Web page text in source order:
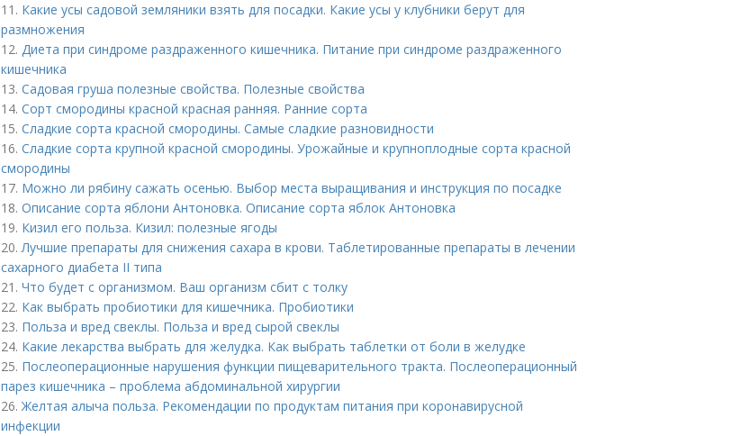
11. Какие усы садовой земляники взять для посадки. Какие усы у клубники берут для
размножения
12. Диета при синдроме раздраженного кишечника. Питание при синдроме раздраженного
кишечника
13. Садовая груша полезные свойства. Полезные свойства
14. Сорт смородины красной красная ранняя. Ранние сорта
15. Сладкие сорта красной смородины. Самые сладкие разновидности
16. Сладкие сорта крупной красной смородины. Урожайные и крупноплодные сорта красной
смородины
17. Можно ли рябину сажать осенью. Выбор места выращивания и инструкция по посадке
18. Описание сорта яблони Антоновка. Описание сорта яблок Антоновка
19. Кизил его польза. Кизил: полезные ягоды
20.Лучшие препараты для снижения сахара в крови. Таблетированные препараты в лечении
сахарного диабета II типа
21. Что будет с организмом. Ваш организм сбит с толку
22. Как выбрать пробиотики для кишечника. Пробиотики
23. Польза и вред свеклы. Польза и вред сырой свеклы
24. Какие лекарства выбрать для желудка. Как выбрать таблетки от боли в желудке
25. Послеоперационные нарушения функции пищеварительного тракта. Послеоперационный
парез кишечника – проблема абдоминальной хирургии
26.Желтая алыча польза. Рекомендации по продуктам питания при коронавирусной
инфекции